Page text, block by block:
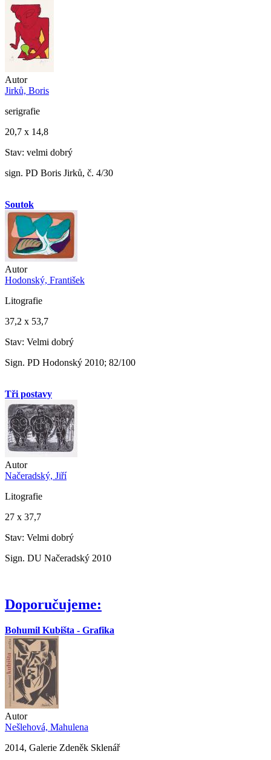
Autor
Jirků, Boris
serigrafie
20,7 x 14,8
Stav: velmi dobrý
sign. PD Boris Jirků, č. 4/30
Soutok
Autor
Hodonský, František
Litografie
37,2 x 53,7
Stav: Velmi dobrý
Sign. PD Hodonský 2010; 82/100
Tři postavy
Autor
Načeradský, Jiří
Litografie
27 x 37,7
Stav: Velmi dobrý
Sign. DU Načeradský 2010
Doporučujeme:
Bohumil Kubišta - Grafika
Autor
Nešlehová, Mahulena
2014, Galerie Zdeněk Sklenář